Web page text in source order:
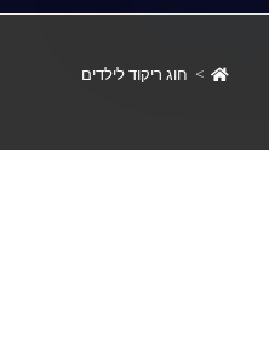
> חוג ריקוד לילדים